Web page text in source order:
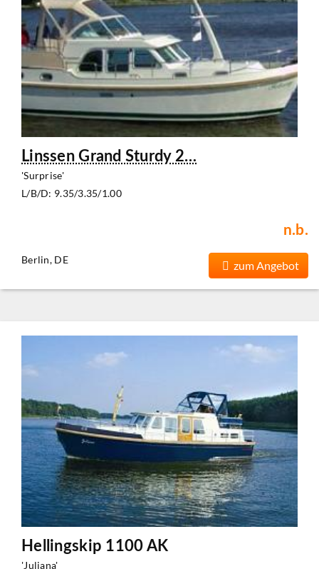
Linssen Grand Sturdy 2…
'Surprise'
L/B/D: 9.35/3.35/1.00
n.b.
Berlin, DE zum Angebot
Hellingskip 1100 AK
'Juliana'